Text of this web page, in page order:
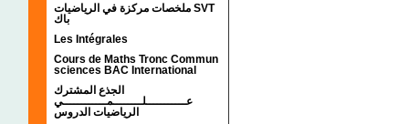
ملخصات مركزة في الرياضيات SVT
باك
Les Intégrales
Cours de Maths Tronc Commun
sciences BAC International
الجذع المشترك
عـــــــــــلــــــــمــــــــــــي
الرياضيات الدروس